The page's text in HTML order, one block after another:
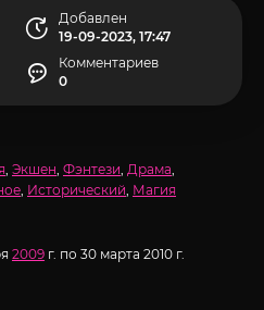
Добавлен
19-09-2023, 17:47
Комментариев
0
, Экшен, Фэнтези, Драма,
, Исторический, Магия
2009 г. по 30 марта 2010 г.